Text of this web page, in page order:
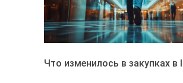
Что изменилось в закупках в I